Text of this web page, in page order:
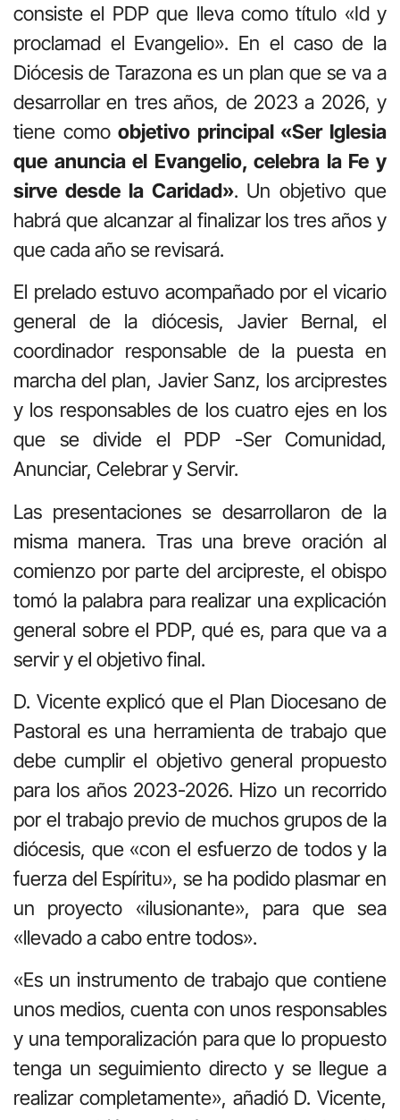
consiste el PDP que lleva como título «Id y
proclamad el Evangelio». En el caso de la
Diócesis de Tarazona es un plan que se va a
desarrollar en tres años, de 2023 a 2026, y
tiene comoobjetivo principal «Ser Iglesia
que anuncia el Evangelio, celebra la Fe y
sirve desde la Caridad». Un objetivo que
habrá que alcanzar al finalizar los tres años y
que cada año se revisará.
El prelado estuvo acompañado por el vicario
general de la diócesis, Javier Bernal, el
coordinador responsable de la puesta en
marcha del plan, Javier Sanz, los arciprestes
y los responsables de los cuatro ejes en los
que se divide el PDP -Ser Comunidad,
Anunciar, Celebrar y Servir.
Las presentaciones se desarrollaron de la
misma manera. Tras una breve oración al
comienzo por parte del arcipreste, el obispo
tomó la palabra para realizar una explicación
general sobre el PDP, qué es, para que va a
servir y el objetivo final.
D. Vicente explicó que el Plan Diocesano de
Pastoral es una herramienta de trabajo que
debe cumplir el objetivo general propuesto
para los años 2023-2026. Hizo un recorrido
por el trabajo previo de muchos grupos de la
diócesis, que «con el esfuerzo de todos y la
fuerza del Espíritu», se ha podido plasmar en
un proyecto «ilusionante», para que sea
«llevado a cabo entre todos».
«Es un instrumento de trabajo que contiene
unos medios, cuenta con unos responsables
y una temporalización para que lo propuesto
tenga un seguimiento directo y se llegue a
realizar completamente», añadió D. Vicente,